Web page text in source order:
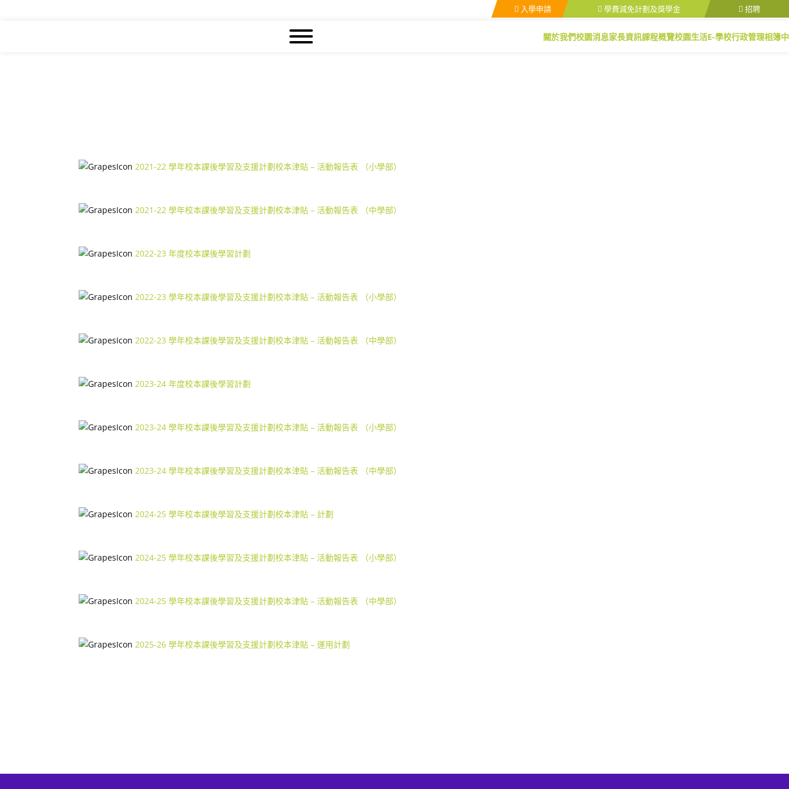
入學申請 學費減免計劃及獎學金 招聘
關於我們校園消息家長資訊課程概覽校園生活E-學校行政管理相簿中
2021-22 學年校本課後學習及支援計劃校本津貼 – 活動報告表 （小學部）
2021-22 學年校本課後學習及支援計劃校本津貼 – 活動報告表 （中學部）
2022-23 年度校本課後學習計劃
2022-23 學年校本課後學習及支援計劃校本津貼 – 活動報告表 （小學部）
2022-23 學年校本課後學習及支援計劃校本津貼 – 活動報告表 （中學部）
2023-24 年度校本課後學習計劃
2023-24 學年校本課後學習及支援計劃校本津貼 – 活動報告表 （小學部）
2023-24 學年校本課後學習及支援計劃校本津貼 – 活動報告表 （中學部）
2024-25 學年校本課後學習及支援計劃校本津貼 – 計劃
2024-25 學年校本課後學習及支援計劃校本津貼 – 活動報告表 （小學部）
2024-25 學年校本課後學習及支援計劃校本津貼 – 活動報告表 （中學部）
2025-26 學年校本課後學習及支援計劃校本津貼 – 運用計劃